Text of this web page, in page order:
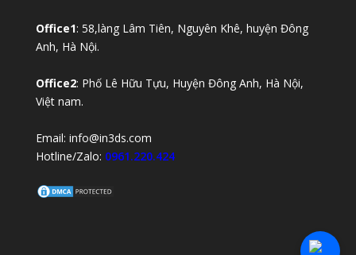
Office1: 58,làng Lâm Tiên, Nguyên Khê, huyện Đông
Anh, Hà Nội.
Office2: Phố Lê Hữu Tựu, Huyện Đông Anh, Hà Nội,
Việt nam.
Email: info@in3ds.com
Hotline/Zalo: 0961.220.424